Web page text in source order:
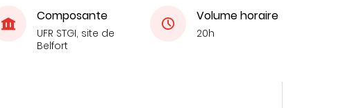
Composante
UFR STGI, site de
Belfort
Volume horaire
20h